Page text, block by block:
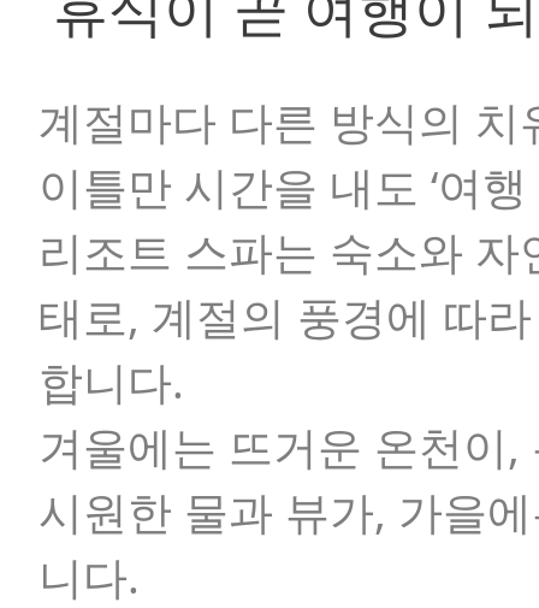
계절마다 다른 방식의 치
이틀만 시간을 내도 ‘여
리조트 스파는 숙소와
태로, 계절의 풍경에 따
합니다.
겨울에는 뜨거운 온천이
시원한 물과 뷰가, 가을
니다.